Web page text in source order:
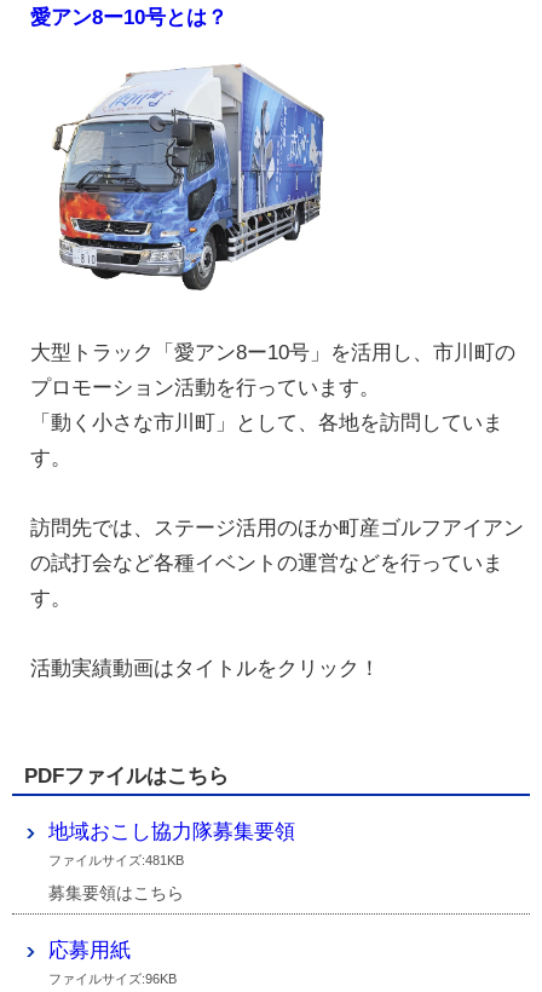
愛アン8ー10号とは？
大型トラック「愛アン8ー10号」を活用し、市川町の
プロモーション活動を行っています。
「動く小さな市川町」として、各地を訪問していま
す。
訪問先では、ステージ活用のほか町産ゴルフアイアン
の試打会など各種イベントの運営などを行っていま
す。
活動実績動画はタイトルをクリック！
PDFファイルはこちら
地域おこし協力隊募集要領
ファイルサイズ:481KB
募集要領はこちら
応募用紙
ファイルサイズ:96KB